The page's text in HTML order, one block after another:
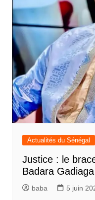
Actualités du Sénégal
Justice : le
Badara
baba 5 juin